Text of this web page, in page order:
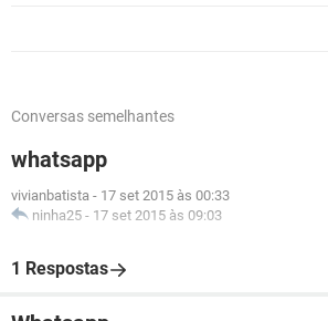
Conversas semelhantes
whatsapp
vivianbatista - 17 set 2015 às 00:33
ninha25 - 17 set 2015 às 09:03
1 Respostas